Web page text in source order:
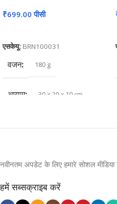
₹699.00 पीसी
एसकेयू: BRN100031
वजन 180 g
आयाम 30 × 20 × 10 cm
नवीनतम अपडेट के लिए हमारे सोशल
हमें सब्सक्राइब करें